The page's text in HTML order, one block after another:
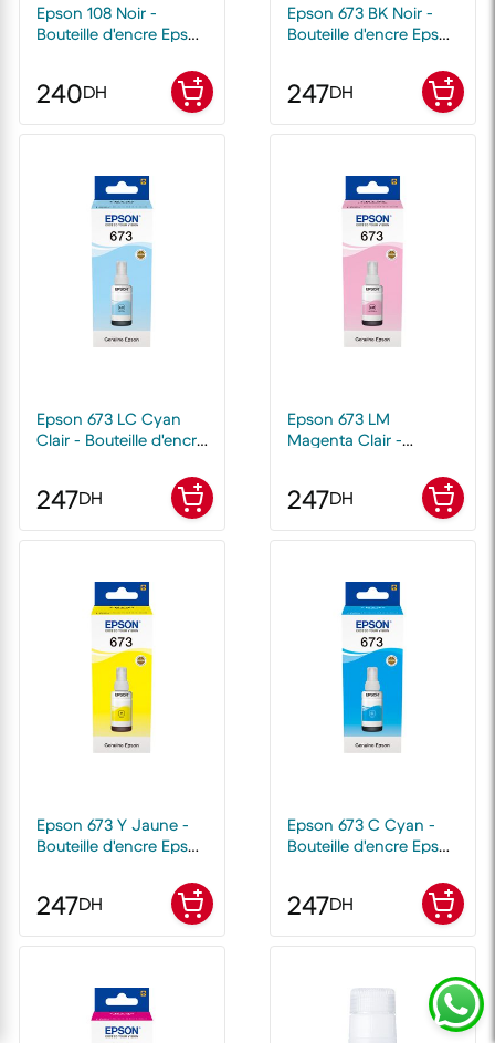
Epson 108 Noir -
Bouteille d'encre Epson
240DH
Epson 673 BK Noir -
Bouteille d'encre Epson
247DH
Epson 673 LC Cyan
Clair - Bouteille d'encre
247DH
Epson 673 LM
Magenta Clair -
247DH
Epson 673 Y Jaune -
Bouteille d'encre Epson
247DH
Epson 673 C Cyan -
Bouteille d'encre Epson
247DH